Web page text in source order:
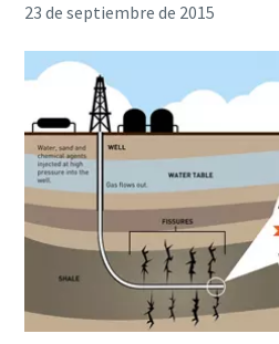
23 de septiembre de 2015